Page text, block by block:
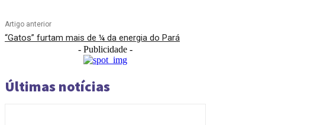
Artigo anterior
“Gatos” furtam mais de ¼ da energia do Pará
- Publicidade -
Últimas notícias